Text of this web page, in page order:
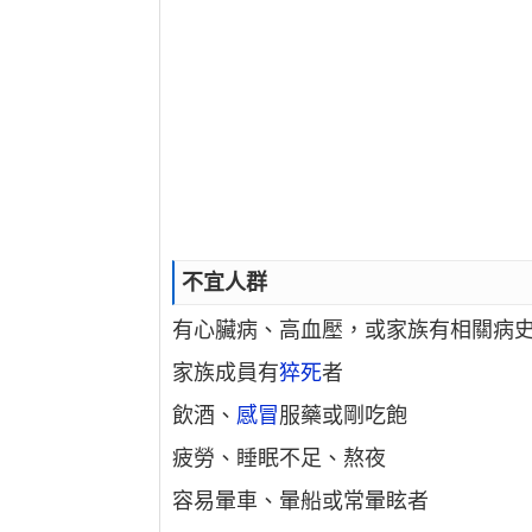
不宜人群
有心臟病、高血壓，或家族有相關病
家族成員有猝死者
飲酒、 感冒服藥或剛吃飽
疲勞、睡眠不足、熬夜
容易暈車、暈船或常暈眩者